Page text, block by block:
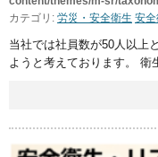
カテゴリ: 労災・安全衛生 安全
当社では社員数が50人以上
ようと考えております。 衛